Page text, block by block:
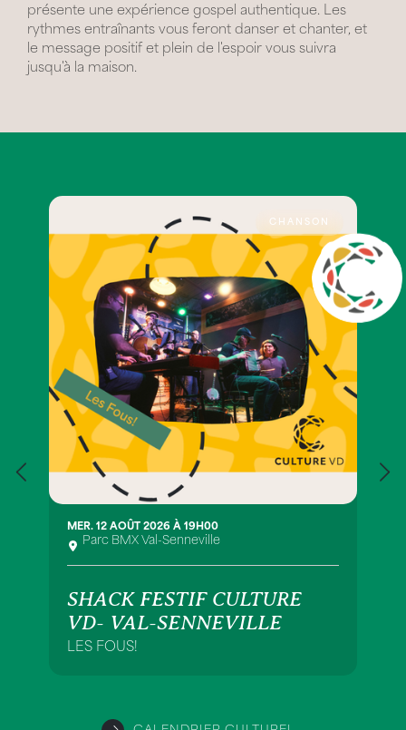
présente une expérience gospel authentique. Les
rythmes entraînants vous feront danser et chanter, et
le message positif et plein de l'espoir vous suivra
jusqu'à la maison.
CHANSON
MER. 12 AOÛT 2026 À 19H00
Parc BMX Val-Senneville
SHACK FESTIF CULTURE
VD- VAL-SENNEVILLE
LES FOUS!